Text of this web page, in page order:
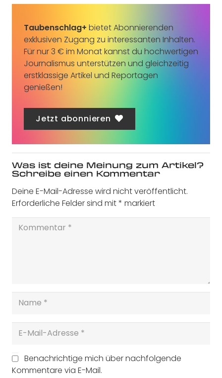
Taubenschlag+ bietet Abonnierenden
exklusiven Zugang zu interessanten Inhalten.
Für nur 3 € im Monat kannst du hochwertigen
Journalismus unterstützen und gleichzeitig
erstklassige Artikel und Reportagen
genießen!
Jetzt abonnieren
Was ist deine Meinung zum Artikel?
Schreibe einen Kommentar
Deine E-Mail-Adresse wird nicht veröffentlicht.
Erforderliche Felder sind mit* markiert
Benachrichtige mich über nachfolgende
Kommentare via E-Mail.